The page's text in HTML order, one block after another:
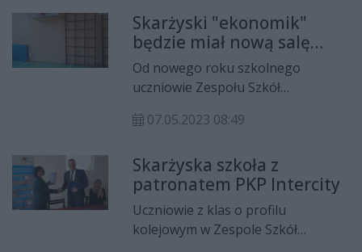
Krajowej w Skarżysku-Kamiennej.
Patronat honorowy nad
wydarzeniem objął marszałek
województwa świętokrzyskiego
Andrzej Bętkowski.
Skarżyski "ekonomik"
będzie miał nową salę
gimnastyczną
Od nowego roku szkolnego
uczniowie Zespołu Szkół
Kamiennej będą ćwiczyli w
gimnastycznej i korzystali z
wyremontowanego całego zaplecza
sportowego znajdującego się w
szkole.
07.05.2023 08:49
Skarżyska szkoła z
patronatem PKP Intercity
Uczniowie z klas o profilu
kolejowym w Zespole Szkół